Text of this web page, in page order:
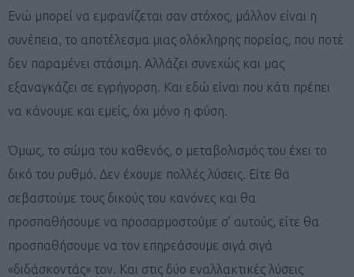
Ενώ μπορεί να εμφανίζεται σαν στόχος, μάλλον είναι η
συνέπεια, το αποτέλεσμα μιας ολόκληρης πορείας, που ποτέ
δεν παραμένει στάσιμη. Αλλάζει συνεχώς και μας
εξαναγκάζει σε εγρήγορση. Και εδώ είναι που κάτι πρέπει
να κάνουμε και εμείς, όχι μόνο η φύση.
Όμως, το σώμα του καθενός, ο μεταβολισμός του έχει το
δικό του ρυθμό. Δεν έχουμε πολλές λύσεις. Είτε θα
σεβαστούμε τους δικούς του κανόνες και θα
προσπαθήσουμε να προσαρμοστούμε σ’ αυτούς, είτε θα
προσπαθήσουμε να τον επηρεάσουμε σιγά σιγά
«διδάσκοντάς» τον. Και στις δύο εναλλακτικές λύσεις